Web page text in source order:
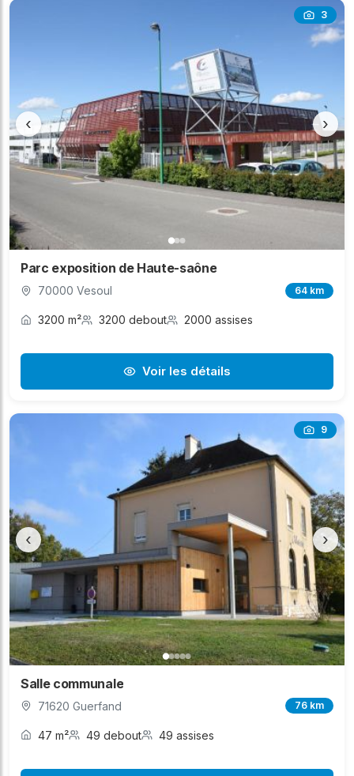
3
‹ ›
Parc exposition de Haute-saône
70000 Vesoul 64 km
3200 m² 3200 debout 2000 assises
Voir les détails
9
‹ ›
Salle communale
71620 Guerfand 76 km
47 m² 49 debout 49 assises